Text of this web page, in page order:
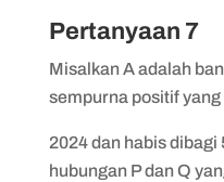
Pertanyaan 7
Misalkan A adalah
sempurna positif
2024 dan habis
hubungan P dan Q